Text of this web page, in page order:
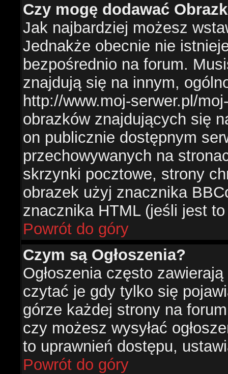
Czy mogę dodawać
Jak najbardziej możesz
Jednakże obecnie nie
bezpośrednio na forum.
znajdują się na innym,
http://www.moj-serwer.pl/
obrazków znajdujących się
on publicznie dostępnym
przechowywanych na
skrzynki pocztowe, strony
obrazek użyj znacznika
znacznika HTML (jeśli jest
Powrót do góry
Czym są Ogłoszenia?
Ogłoszenia często
czytać je gdy tylko się
górze każdej strony na
czy możesz wysyłać
to uprawnień dostępu,
Powrót do góry